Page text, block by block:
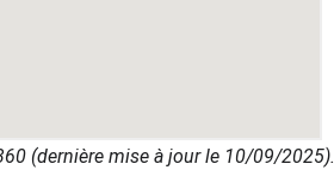
(dernière mise à jour le 10/09/2025).